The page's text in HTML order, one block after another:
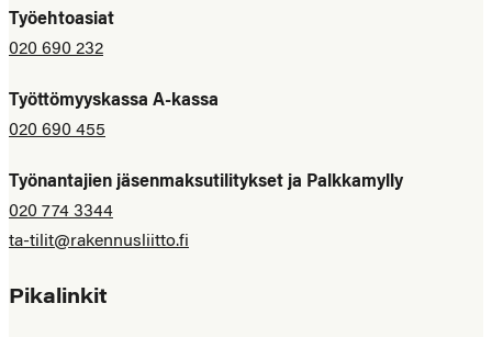
Työehtoasiat
020 690 232
Työttömyyskassa A-kassa
020 690 455
Työnantajien jäsenmaksutilitykset ja Palkkamylly
020 774 3344
ta-tilit@rakennusliitto.fi
Pikalinkit